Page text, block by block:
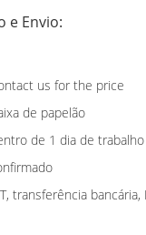
e Envio:
us for the price
de papelão
de 1 dia de
transferência bancária,